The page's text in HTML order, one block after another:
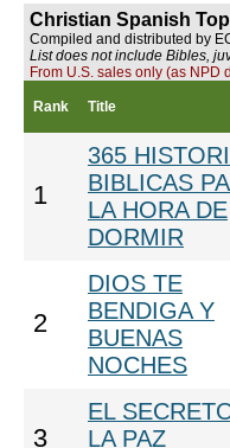
Christian Spanish
Compiled and distributed by
List does not include Bibles,
From U.S. sales only (as NPD
Rank Title
1
365
BIBLICAS
LA HORA DE
DORMIR
2
DIOS TE
BENDIGA Y
BUENAS
NOCHES
3
EL
LA PAZ